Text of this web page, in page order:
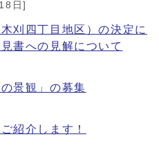
日]
刈四丁目地区）の決定に
書への見解について
景観」の募集
紹介します！